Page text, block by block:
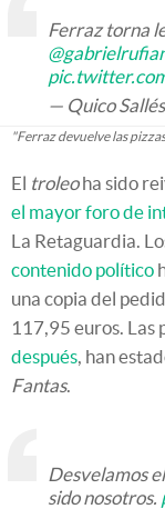
Ferraz torna
— Quico
"Ferraz devuelve las
El troleoha sido
el mayor foro de
La Retaguardia.
contenido político
una copia del
117,95 euros. Las
después, han
Fantas.
Desvelamos
sido nosotros.